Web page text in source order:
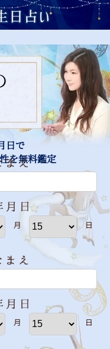
日で
を無料鑑定
月 日
月 日